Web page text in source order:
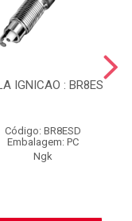
IGNICAO : BR8ES
Código: BR8ESD
Embalagem: PC
Ngk